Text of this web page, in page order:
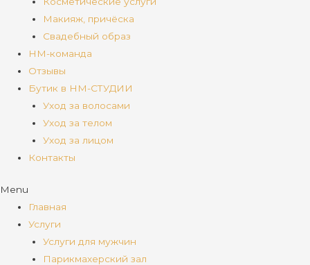
Макияж, причёска
Свадебный образ
НМ-команда
Отзывы
Бутик в НМ-СТУДИИ
Уход за волосами
Уход за телом
Уход за лицом
Контакты
Menu
Главная
Услуги
Услуги для мужчин
Парикмахерский зал